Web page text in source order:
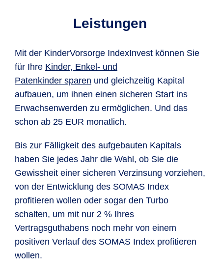
Leistungen
Mit der KinderVorsorge IndexInvest können Sie
für Ihre Kinder, Enkel- und
Patenkinder sparen und gleichzeitig Kapital
aufbauen, um ihnen einen sicheren Start ins
Erwachsenwerden zu ermöglichen. Und das
schon ab 25 EUR monatlich.
Bis zur Fälligkeit des aufgebauten Kapitals
haben Sie jedes Jahr die Wahl, ob Sie die
Gewissheit einer sicheren Verzinsung vorziehen,
von der Entwicklung des SOMAS Index
profitieren wollen oder sogar den Turbo
schalten, um mit nur 2 % Ihres
Vertragsguthabens noch mehr von einem
positiven Verlauf des SOMAS Index profitieren
wollen.